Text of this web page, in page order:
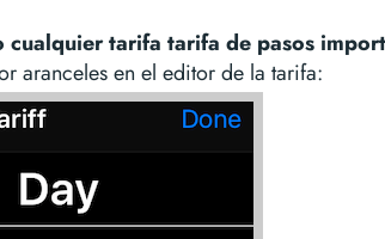
tarifa tarifa de pasos
aranceles en el editor de la tarifa: